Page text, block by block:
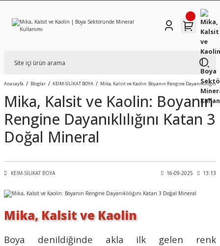
Anasayfa Bloglar KEIM-SİLİKAT BOYA Mika, Kalsit ve Kaolin: Boyanın Rengine
Mika, Kalsit ve Kaolin: Boyanın
Rengine Dayanıklılığını Katan 3
Doğal Mineral
KEIM-SİLİKAT BOYA 16-09-2025 13:13
Mika, Kalsit ve Kaolin
Boya denildiğinde akla ilk gelen renk